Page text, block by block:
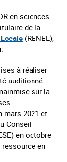
en sciences
de la
(RENEL),
à réaliser
auditionné
sur la
mars 2021 et
Conseil
en octobre
en